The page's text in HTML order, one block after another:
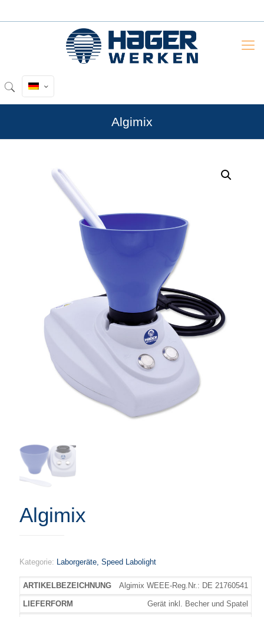
Algimix
Algimix
Kategorie: Laborgeräte, Speed Labolight
Algimix WEEE-Reg.Nr.: DE 21760541
Gerät inkl. Becher und Spatel